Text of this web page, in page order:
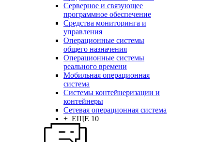
Серверное и связующее
программное обеспечение
Средства мониторинга и
управления
Операционные системы
общего назначения
Операционные системы
реального времени
Мобильная операционная
система
Системы контейнеризации и
контейнеры
Сетевая операционная система
+ ЕЩЕ 10